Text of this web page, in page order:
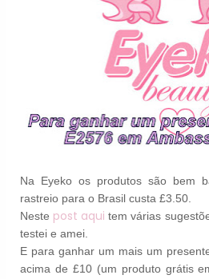
Na Eyeko os produtos são bem
rastreio para o Brasil custa £3.50.
Neste post aqui tem várias
testei e amei.
E para ganhar um mais um
acima de £10 (um produto grátis